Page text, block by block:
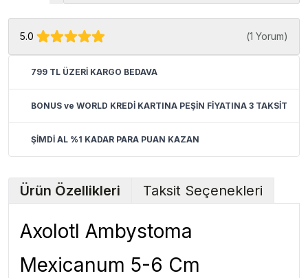
5.0 (1 Yorum)
799 TL ÜZERİ KARGO BEDAVA
BONUS ve WORLD KREDİ KARTINA PEŞİN FİYATINA 3 TAKSİT
ŞİMDİ AL %1 KADAR PARA PUAN KAZAN
Ürün Özellikleri Taksit Seçenekleri
Axolotl Ambystoma
Mexicanum 5-6 Cm